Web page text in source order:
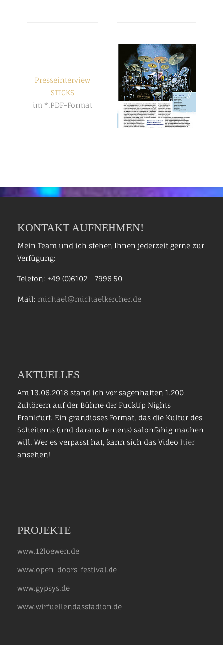
Presseinterview
STICKS
im *.PDF-Format
KONTAKT AUFNEHMEN!
Mein Team und ich stehen Ihnen jederzeit gerne zur
Verfügung:
Telefon: +49 (0)6102 - 7996 50
Mail: michael@michaelkercher.de
AKTUELLES
Am 13.06.2018 stand ich vor sagenhaften 1.200
Zuhörern auf der Bühne der FuckUp Nights
Frankfurt. Ein grandioses Format, das die Kultur des
Scheiterns (und daraus Lernens) salonfähig machen
will. Wer es verpasst hat, kann sich das Video hier
ansehen!
PROJEKTE
www.12loewen.de
www.open-doors-festival.de
www.gypsys.de
www.wirfuellendasstadion.de